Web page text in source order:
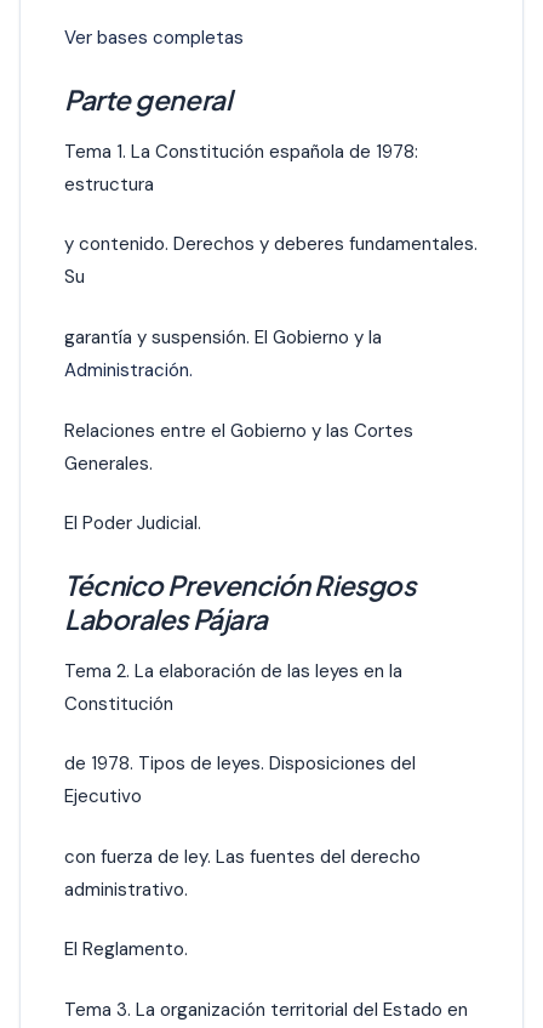
Ver bases completas
Parte general
Tema 1. La Constitución española de 1978:
estructura
y contenido. Derechos y deberes fundamentales.
Su
garantía y suspensión. El Gobierno y la
Administración.
Relaciones entre el Gobierno y las Cortes
Generales.
El Poder Judicial.
Técnico Prevención Riesgos
Laborales Pájara
Tema 2. La elaboración de las leyes en la
Constitución
de 1978. Tipos de leyes. Disposiciones del
Ejecutivo
con fuerza de ley. Las fuentes del derecho
administrativo.
El Reglamento.
Tema 3. La organización territorial del Estado en